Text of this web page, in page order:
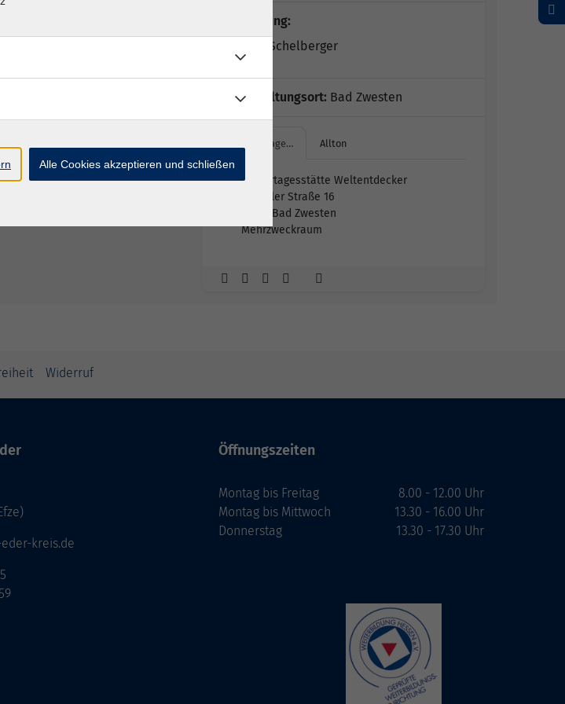
Kursleitung:
Annette Schelberger
Veranstaltungsort: Bad Zwesten
Kindertage… Allton
Kindertagesstätte Weltentdecker
Kasseler Straße 16
34596 Bad Zwesten
Mehrzweckraum
Widerruf
kreis.de
Öffnungszeiten
Montag bis Freitag
Montag bis Mittwoch
Donnerstag
8.00 - 12.00 Uhr
13.30 - 16.00 Uhr
13.30 - 17.30 Uhr
Alle Cookies akzeptieren und schließen